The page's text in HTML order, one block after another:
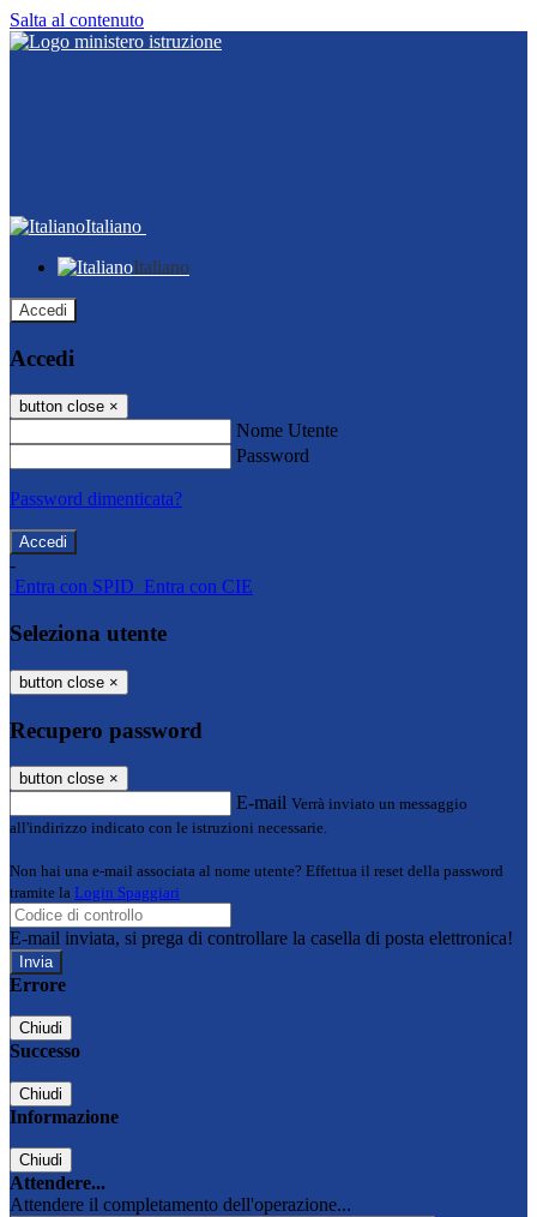
Salta al contenuto
Italiano
Italiano
Accedi
Accedi
button close ×
Nome Utente
Password
Password dimenticata?
-
Entra con SPID Entra con CIE
Seleziona utente
button close ×
Recupero password
button close ×
E-mail Verrà inviato un messaggio
all'indirizzo indicato con le istruzioni necessarie.
Non hai una e-mail associata al nome utente? Effettua il reset della password
tramite la Login Spaggiari
E-mail inviata, si prega di controllare la casella di posta elettronica!
Errore
Chiudi
Successo
Chiudi
Informazione
Chiudi
Attendere...
Attendere il completamento dell'operazione...